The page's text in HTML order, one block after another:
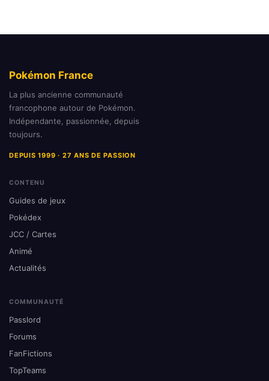
Pokémon France
La plus ancienne communauté
francophone autour de Pokémon.
Indépendante, passionnée, depuis
toujours.
DEPUIS 1999 · 27 ANS DE PASSION
CONTENU
Guides de jeux
Pokédex
JCC / Cartes
Animé
Actualités
COMMUNAUTÉ
Passlord
Forums
FanFictions
TopTeams